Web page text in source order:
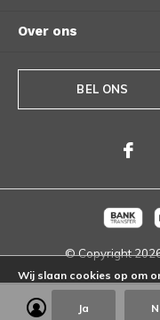
Over ons
BEL ONS
© Copyright
Wij slaan cookies op om
Ja